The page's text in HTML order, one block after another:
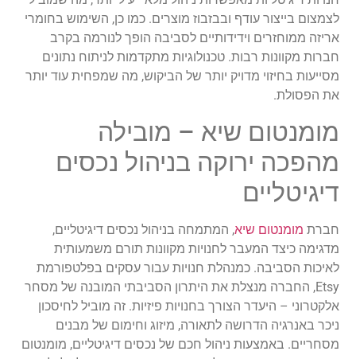
לצמצום בייצור עודף ובבזבוז מוצרים. כמו כן, השימוש בחומרי
אריזה ממוחזרים וידידותיים לסביבה הופך לנורמה בקרב
חברות מקוונות רבות. טכנולוגיות מתקדמות לניתוח נתונים
מסייעות בחיזוי מדויק יותר של הביקוש, מה שמפחית עוד יותר
את הפסולת.
מומנטום שיא – מובילה
מהפכה ירוקה בניהול נכסים
דיגיטליים
חברת מומנטום שיא, המתמחה בניהול נכסים דיגיטליים,
מדגימה כיצד המעבר לחנויות מקוונות תורם משמעותית
לאיכות הסביבה. כמנהלת חנויות עבור עסקים בפלטפורמת
Etsy, החברה מנצלת את היתרון הסביבתי המובנה של מסחר
אלקטרוני – היעדר הצורך בחנויות פיזיות. זה מוביל לחיסכון
ניכר באנרגיה הדרושה לתאורה, מיזוג וחימום של מבנים
מסחריים. באמצעות ניהול חכם של נכסים דיגיטליים, מומנטום